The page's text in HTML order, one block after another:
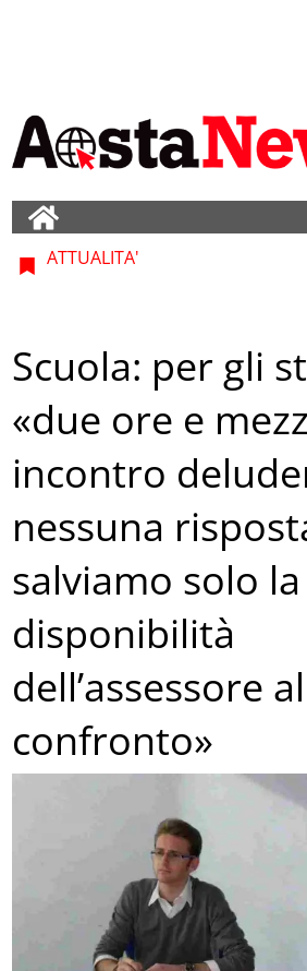
ATTUALITA'
Scuola: per gli
«due ore e
incontro
nessuna
salviamo solo la
disponibilità
dell’assessore al
confronto»